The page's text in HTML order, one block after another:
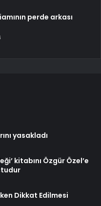
perde arkası
yasakladı
kitabını Özgür Özel’e
Dikkat Edilmesi